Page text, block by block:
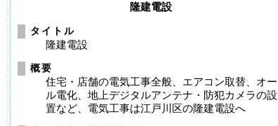
隆建電設
タイトル
隆建電設
概要
住宅・店舗の電気工事全般、エアコン取替、オー
ル電化、地上デジタルアンテナ・防犯カメラの設
置など、電気工事は江戸川区の隆建電設へ